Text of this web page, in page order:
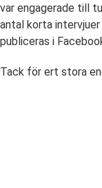
var engagerade till
antal korta intervjuer
publiceras i
Tack för ert stora